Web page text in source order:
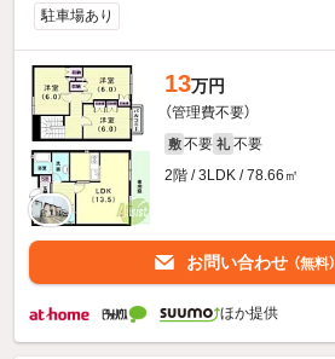
駐車場あり
13万円
（管理費不要）
敷 不要 礼 不要
2階 / 3LDK / 78.66㎡
お問い合わせ （無料）
ほか提供